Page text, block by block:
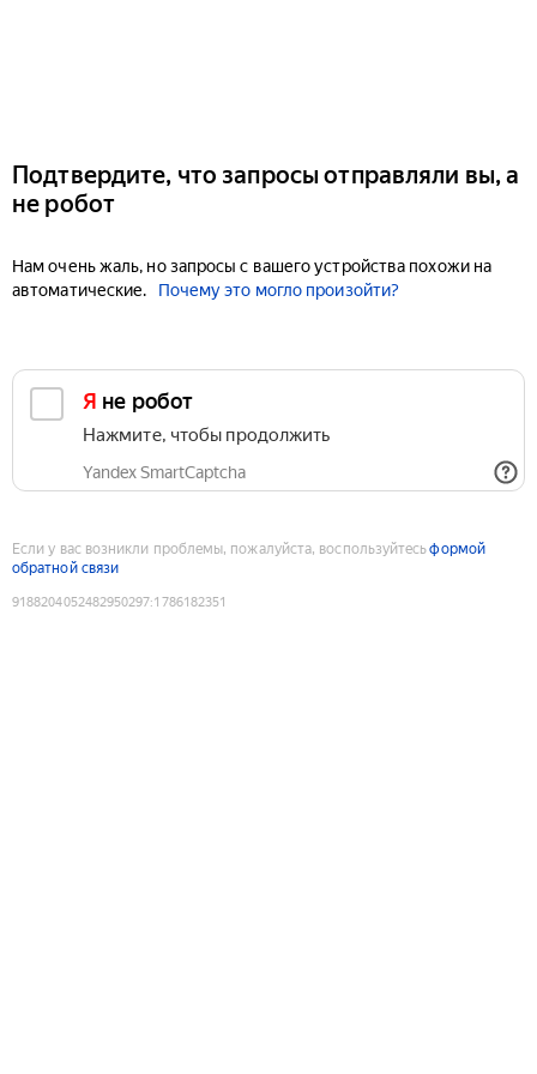
Подтвердите, что запросы отправляли вы, а
не робот
Нам очень жаль, но запросы с вашего устройства похожи на
автоматические.
Почему это могло произойти?
Я не робот
Нажмите, чтобы продолжить
Yandex SmartCaptcha
Если у вас возникли проблемы, пожалуйста, воспользуйтесьформой
обратной связи
9188204052482950297:1786182351